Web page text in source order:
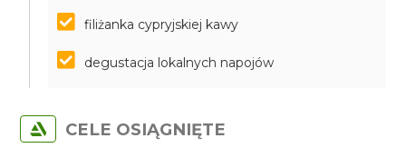
filiżanka cypryjskiej kawy
degustacja lokalnych napojów
CELE OSIĄGNIĘTE